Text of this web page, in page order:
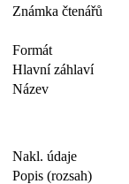
Známka čtenářů
Formát
Hlavní záhlaví
Název
Nakl. údaje
Popis (rozsah)